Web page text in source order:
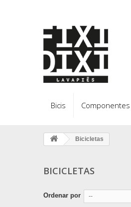
Bicis Componentes
Bicicletas
BICICLETAS
Ordenar por --